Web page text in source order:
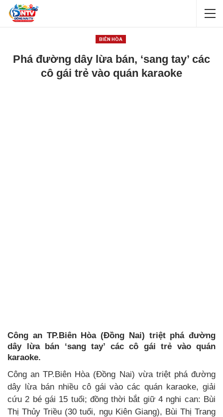
BIÊN HÒA
Phá đường dây lừa bán, ‘sang tay’ các
cô gái trẻ vào quán karaoke
Công an TP.Biên Hòa (Đồng Nai) triệt phá đường
dây lừa bán ‘sang tay’ các cô gái trẻ vào quán
karaoke.
Công an TP.Biên Hòa (Đồng Nai) vừa triệt phá đường
dây lừa bán nhiều cô gái vào các quán karaoke, giải
cứu 2 bé gái 15 tuổi; đồng thời bắt giữ 4 nghi can: Bùi
Thị Thủy Triều (30 tuổi, ngụ Kiên Giang), Bùi Thị Trang